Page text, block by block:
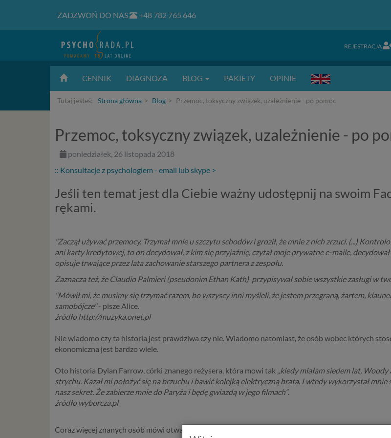
ZADZWOŃ DO NAS +48 782 765 646
REJESTRACJA
CENNIK DIAGNOZA BLOG PAKIETY OPINIE
Tutaj jesteś: Strona główna Blog Przemoc, toksyczny związek, uzależnienie - po pomoc
Przemoc, toksyczny związek, uzależnienie - po
poniedziałek, 26 listopada 2018
:: Konsultacje z psychologiem - email lub skype >
Jeśli ten temat jest dla Ciebie ważny udostępnij na swoim
rękami.
"Zaczął używać przemocy. Trzymał mnie u szczytu schodów i groził, że mnie z nich zrzuci. (...)
ani karty kredytowej, to on decydował, z kim się przyjaźnię, czytał moje prywatne e-maile,
opisuje trwające przez lata zachowanie starszego partnera z zespołu.
Zaznacza też, że Claudio Palmieri (pseudonim Ethan Kath) przypisywał sobie wszystkie zasługi w
"Mówił mi, że musimy się trzymać razem, bo wszyscy inni myśleli, że jestem przegraną, żartem,
samobójcze"- pisze Alice.
źródło http://muzyka.onet.pl
Nie wiadomo czy ta historia jest prawdziwa czy nie. Wiadomo natomiast, że osób wobec których
ekonomiczna jest bardzo wiele.
Oto historia Dylan Farrow, córki znanego reżysera, która mowi tak „kiedy miałam siedem lat,
strychu. Kazał mi położyć się na brzuchu i bawić kolejką elektryczną brata. I wtedy wykorzystał
nasz sekret. Że zabierze mnie do Paryża i będę gwiazdą w jego filmach”.
źródło wyborcza.pl
Coraz więcej znanych osób mówi otwarcie o przemocy, o nadużyciach, o gwałtach, o sytauacjach,